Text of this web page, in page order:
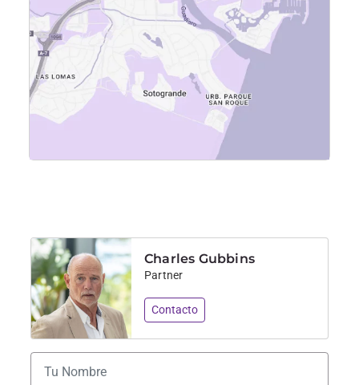
Charles Gubbins
Partner
Contacto